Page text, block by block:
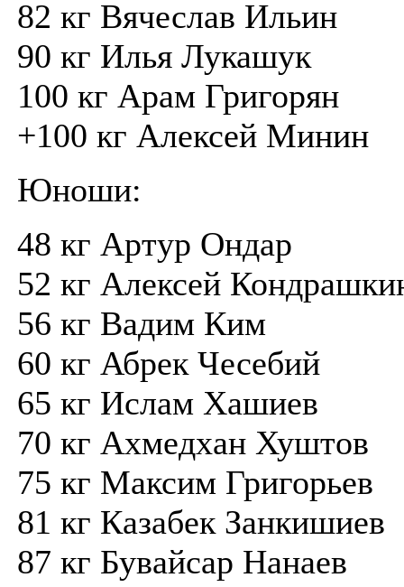
82 кг Вячеслав Ильин
90 кг Илья Лукашук
100 кг Арам Григорян
+100 кг Алексей Минин
Юноши:
48 кг Артур Ондар
52 кг Алексей
56 кг Вадим Ким
60 кг Абрек Чесебий
65 кг Ислам Хашиев
70 кг Ахмедхан Хуштов
75 кг Максим Григорьев
81 кг Казабек Занкишиев
87 кг Бувайсар Нанаев